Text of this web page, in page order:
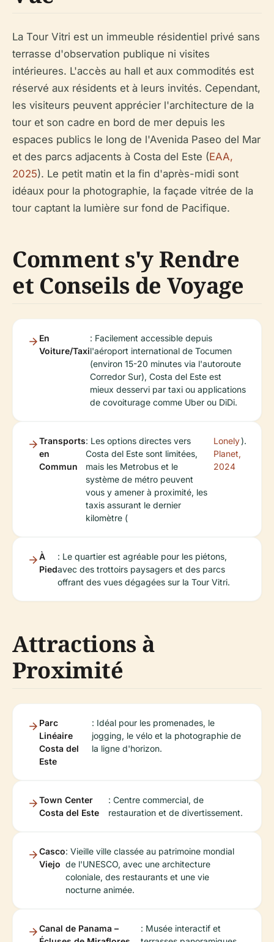
La Tour Vitri est un immeuble résidentiel privé sans
terrasse d'observation publique ni visites
intérieures. L'accès au hall et aux commodités est
réservé aux résidents et à leurs invités. Cependant,
les visiteurs peuvent apprécier l'architecture de la
tour et son cadre en bord de mer depuis les
espaces publics le long de l'Avenida Paseo del Mar
et des parcs adjacents à Costa del Este (EAA,
2025). Le petit matin et la fin d'après-midi sont
idéaux pour la photographie, la façade vitrée de la
tour captant la lumière sur fond de Pacifique.
Comment s'y Rendre
et Conseils de Voyage
En
Voiture/Taxi
: Facilement accessible depuis
l'aéroport international de Tocumen
(environ 15-20 minutes via l'autoroute
Corredor Sur), Costa del Este est
mieux desservi par taxi ou applications
de covoiturage comme Uber ou DiDi.
Transports
en
Commun
: Les options directes vers
Costa del Este sont limitées,
mais les Metrobus et le
système de métro peuvent
vous y amener à proximité, les
taxis assurant le dernier
kilomètre (
Lonely
Planet,
2024
).
À
Pied
: Le quartier est agréable pour les piétons,
avec des trottoirs paysagers et des parcs
offrant des vues dégagées sur la Tour Vitri.
Attractions à
Proximité
Parc
Linéaire
Costa del
Este
: Idéal pour les promenades, le
jogging, le vélo et la photographie de
la ligne d'horizon.
Town Center
Costa del Este
: Centre commercial, de
restauration et de divertissement.
Casco
Viejo
: Vieille ville classée au patrimoine mondial
de l'UNESCO, avec une architecture
coloniale, des restaurants et une vie
nocturne animée.
Canal de Panama –
: Musée interactif et